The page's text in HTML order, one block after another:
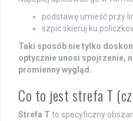
podstawę umieść przy
szpic skieruj ku
Taki sposób nie tylko
optycznie unosi spojrzenie,
promienny wygląd.
Co to jest strefa T
Strefa T to specyficzny